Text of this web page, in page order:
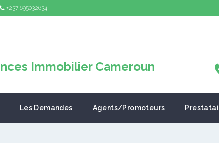
+237 695032634
Les Demandes Agents/Promoteurs